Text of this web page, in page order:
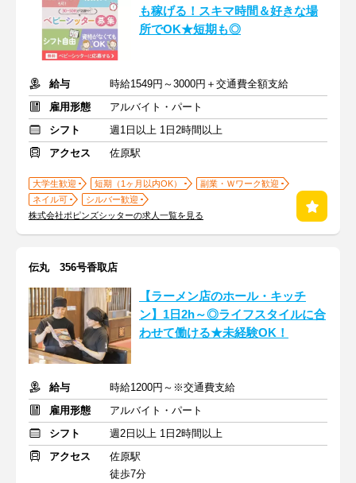
も稼げる！スキマ時間＆好きな場
所でOK★短期も◎
給与
時給1549円～3000円＋交通費全額支給
雇用形態
アルバイト・パート
シフト
週1日以上 1日2時間以上
アクセス
佐原駅
大学生歓迎 短期（1ヶ月以内OK）
副業・Ｗワーク歓迎
ネイル可
シルバー歓迎
株式会社ポピンズシッターの求人一覧を見る
伝丸 356号香取店
【ラーメン店のホール・キッチ
ン】1日2h～◎ライフスタイルに合
わせて働ける★未経験OK！
給与
時給1200円～※交通費支給
雇用形態
アルバイト・パート
シフト
週2日以上 1日2時間以上
アクセス
佐原駅
徒歩7分